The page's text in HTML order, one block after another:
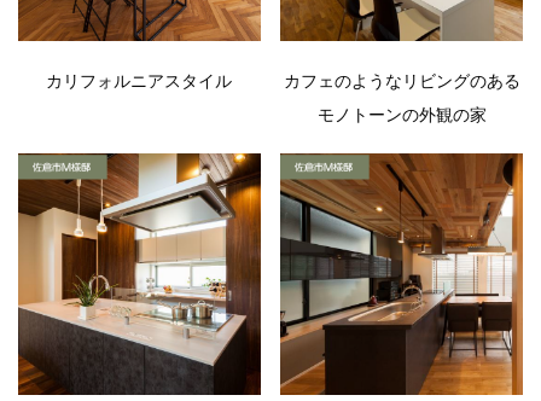
カリフォルニアスタイル
カフェのようなリビングのある
モノトーンの外観の家